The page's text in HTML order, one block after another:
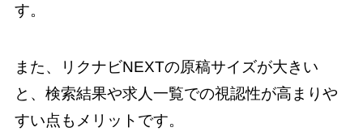
す。
また、リクナビNEXTの原稿サイズが大きい
と、検索結果や求人一覧での視認性が高まりや
すい点もメリットです。